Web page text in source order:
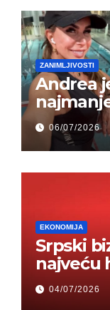
ZANIMLJIVOSTI
Andrea
rekao…“
06/07/2026
EKONOMIJA
Srpski
najveću
ponos
mogu
04/07/2026